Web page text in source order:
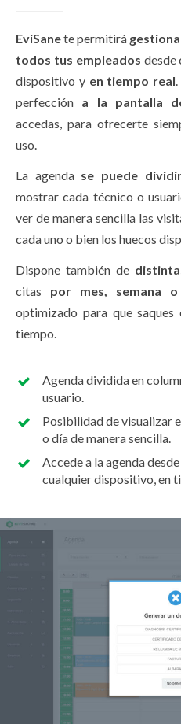
EviSanete permitirá
todos tus empleados desde
dispositivo y en tiempo real
perfección a la pantalla
accedas, para ofrecerte
uso.
La agenda se puede
mostrar cada técnico o
ver de manera sencilla las
cada uno o bien los huecos
Dispone también de
citas por mes, semana
optimizado para que
tiempo.
Agenda dividida en
usuario.
Posibilidad de visualizar
o día de manera sencilla.
Accede a la agenda
cualquier dispositivo, en